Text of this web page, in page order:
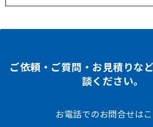
ご依頼・ご質問・お見積りな
談ください。
お電話でのお問合せは